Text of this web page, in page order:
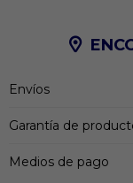
Envíos
Garantía de
Medios de pago